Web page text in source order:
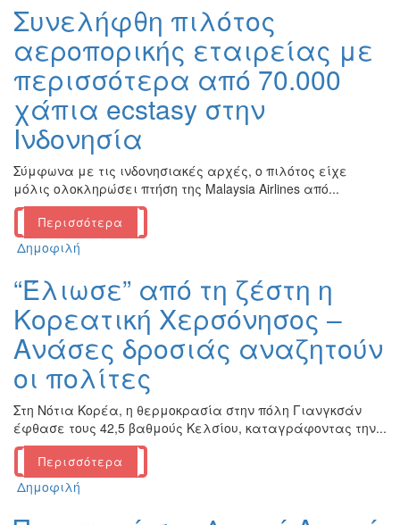
Συνελήφθη πιλότος
αεροπορικής εταιρείας με
περισσότερα από 70.000
χάπια ecstasy στην
Ινδονησία
Σύμφωνα με τις ινδονησιακές αρχές, ο πιλότος είχε
μόλις ολοκληρώσει πτήση της Malaysia Airlines από...
Περισσότερα
Δημοφιλή
“Έλιωσε” από τη ζέστη η
Κορεατική Χερσόνησος –
Ανάσες δροσιάς αναζητούν
οι πολίτες
Στη Νότια Κορέα, η θερμοκρασία στην πόλη Γιανγκσάν
έφθασε τους 42,5 βαθμούς Κελσίου, καταγράφοντας την...
Περισσότερα
Δημοφιλή